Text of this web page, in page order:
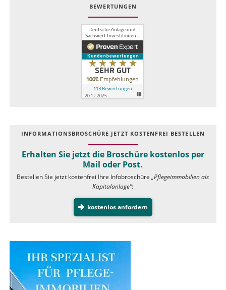
BEWERTUNGEN
INFOR­MATIONS­BROSCHÜRE JETZT KOSTEN­FREI BESTELLEN
Erhalten Sie jetzt die Broschüre kostenlos per
Mail oder Post.
Bestellen Sie jetzt kostenfrei Ihre Infobroschüre„Pflegeimmobilien als
Kapitalanlage”:
kostenlos anfordern